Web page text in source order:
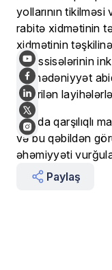
yollarının
rabitə xidmətinin
xidmətinin
müəssisələrinin
və mədəniyyət
keçirilən
Sonda qarşılıqlı
və bu qəbildən
əhəmiyyəti
Paylaş